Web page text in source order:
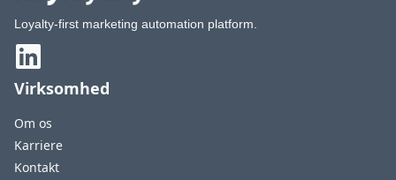
Loyalty-first marketing automation platform.
Virksomhed
Om os
Karriere
Kontakt